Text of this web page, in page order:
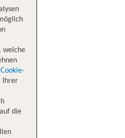
welche
Cookie-
Ihrer
die